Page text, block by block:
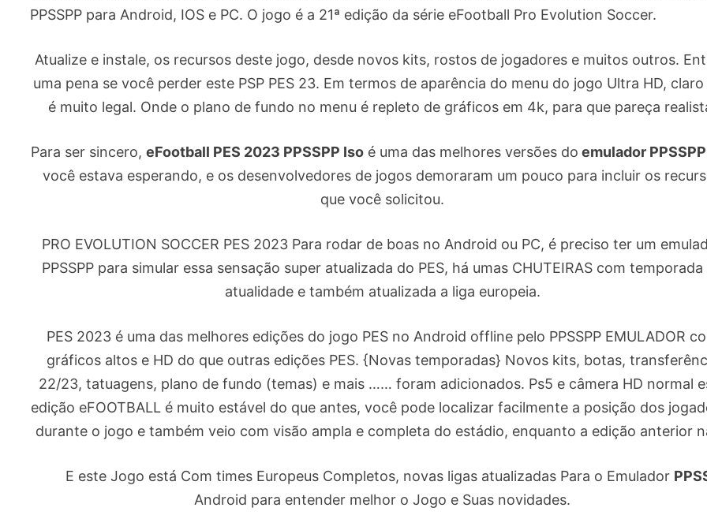
PPSSPP para Android, IOS e PC. O jogo é a 21ª edição da série eFootball Pro Evolution Soccer.
Atualize e instale, os recursos deste jogo, desde novos kits, rostos de jogadores e muitos outros.
uma pena se você perder este PSP PES 23. Em termos de aparência do menu do jogo Ultra HD, claro
é muito legal. Onde o plano de fundo no menu é repleto de gráficos em 4k, para que pareça
Para ser sincero, eFootball PES 2023 PPSSPP Isoé uma das melhores versões do emulador PPSSPP
você estava esperando, e os desenvolvedores de jogos demoraram um pouco para incluir os
que você solicitou.
PRO EVOLUTION SOCCER PES 2023 Para rodar de boas no Android ou PC, é preciso ter um
PPSSPP para simular essa sensação super atualizada do PES, há umas CHUTEIRAS com temporada
atualidade e também atualizada a liga europeia.
PES 2023 é uma das melhores edições do jogo PES no Android offline pelo PPSSPP EMULADOR
gráficos altos e HD do que outras edições PES. {Novas temporadas} Novos kits, botas,
22/23, tatuagens, plano de fundo (temas) e mais …… foram adicionados. Ps5 e câmera HD normal
edição eFOOTBALL é muito estável do que antes, você pode localizar facilmente a posição dos
durante o jogo e também veio com visão ampla e completa do estádio, enquanto a edição anterior
E este Jogo está Com times Europeus Completos, novas ligas atualizadas Para o Emulador
Android para entender melhor o Jogo e Suas novidades.